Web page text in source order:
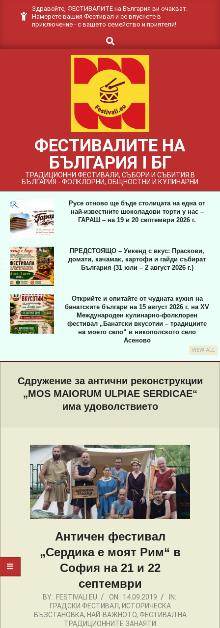
Здравейте, ФЕСТИВАЛИТЕ на България ви очакват.
Намерете вашия Фестивал и се впуснете в
приключение - с вашето семейство и приятели!
Search
ФЕСТИВАЛИТЕ НА
БЪЛГАРИЯ I БГ
ТРАДИЦИОННИ ФЕСТИВАЛИ, СЪБОРИ И СЪБИТИЯ В
БЪЛГАРИЯ - ФОЛКЛОРНИ, ОБЩНОСТНИ И КУЛИНАРНИ
Русе отново ще бъде столицата на една от
най-известните шоколадови торти у нас –
ГАРАШ – на 19 и 20 септември 2026 г.
ПРЕДСТОЯЩО – Уикенд с вкус: Праскови,
домати, качамак, картофи и гайди събират
България (31 юли – 2 август 2026 г.)
Открийте и опитайте от чудната кухня на
банатските българи на 15 август 2026 г. на XV
Международен кулинарно-фолклорен
фестивал „Банатски вкусотии – традициите
на моето село“ в никополското село
Асеново
VIEW ALL
Navigation
Сдружение за антични реконструкции
„MOS MAIORUM ULPIAE SERDICAE“
има удоволствието
Античен фестивал
„Сердика е моят Рим“ в
София на 21 и 22
септември
2019-BY: FESTIVALI.EU ON: 14.09.2019
IN:
ГРАДСКИ ФЕСТИВАЛ, ИСТОРИЧЕСКА
ВЪЗСТАНОВКА, НАЙ-ВАЖНОТО, ФЕСТИВАЛ НА
ТРАДИЦИОННИТЕ ЗАНАЯТИ